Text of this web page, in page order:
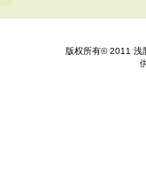
版权所有© 2011 浅